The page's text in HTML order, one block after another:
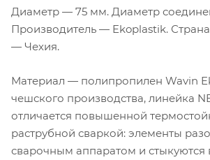
Диаметр — 75 мм. Диаметр
Производитель — Ekoplastik.
— Чехия.
Материал — полипропилен Wavin
чешского производства, линейка
отличается повышенной
раструбной сваркой: элементы
сварочным аппаратом и стыкуются